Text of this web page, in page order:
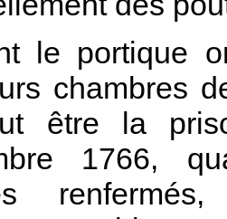
le portique
chambres
être la
1766,